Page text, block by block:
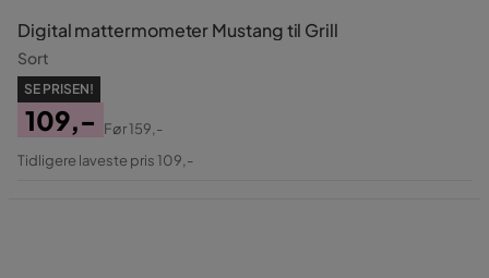
Digital mattermometer Mustang til Grill
Sort
SE PRISEN!
Pris
109,-
Original
Før159,-
Tidligere laveste pris 109,-